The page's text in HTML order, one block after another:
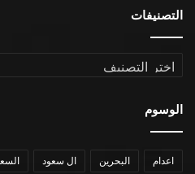
التصنيفات
التصنيفات
الوسوم
اعدام البحرين ال سعود